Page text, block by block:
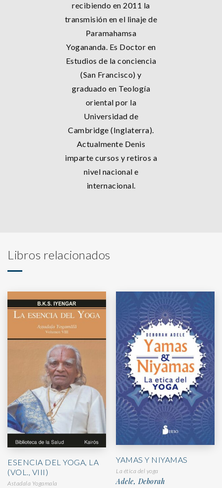
recibiendo en 2011 la
transmisión en el linaje de
Paramahamsa
Yogananda. Es Doctor en
Estudios de la conciencia
(San Francisco) y
graduado en Teología
oriental por la
Universidad de
Cambridge (Inglaterra).
Actualmente Denis
imparte cursos y retiros a
nivel nacional e
internacional.
Libros relacionados
ESENCIA DEL YOGA, LA
(VOL., VIII)
Astadala Yogamala
YAMAS Y NIYAMAS
La ética del yoga
Adele, Deborah